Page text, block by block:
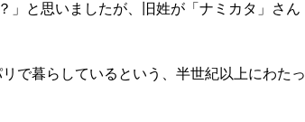
」と思いましたが、旧姓が「ナミカタ」さん
で暮らしているという、半世紀以上にわたっ